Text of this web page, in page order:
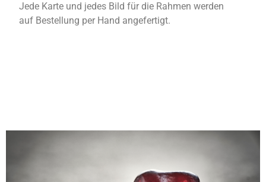
Jede Karte und jedes Bild für die Rahmen werden
auf Bestellung per Hand angefertigt.